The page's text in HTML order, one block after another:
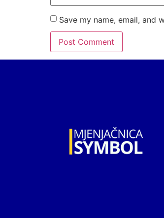
Save my name, email, and